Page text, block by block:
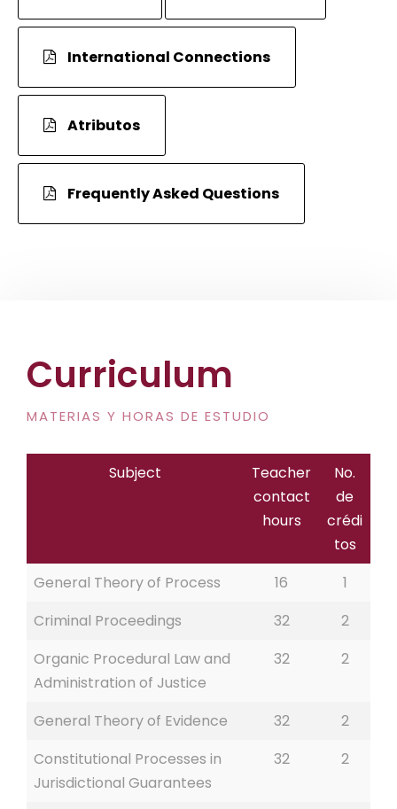
International Connections
Atributos
Frequently Asked Questions
Curriculum
MATERIAS Y HORAS DE ESTUDIO
Subject
Teacher
contact
hours
No.
de
crédi
tos
General Theory of Process
16
1
Criminal Proceedings
32
2
Organic Procedural Law and
Administration of Justice
32 2
General Theory of Evidence 32
2
Constitutional Processes in
Jurisdictional Guarantees
32 2